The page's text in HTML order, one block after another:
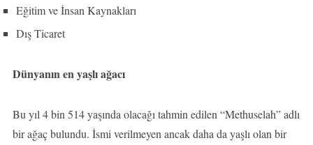
Eğitim ve İnsan Kaynakları
Dış Ticaret
Dünyanın en yaşlı ağacı
Bu yıl 4 bin 514 yaşında olacağı tahmin edilen “Methuselah” adlı
bir ağaç bulundu. İsmi verilmeyen ancak daha da yaşlı olan bir